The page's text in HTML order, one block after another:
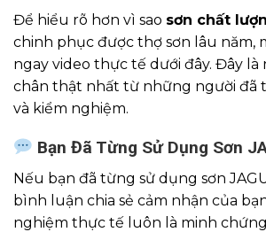
Để hiểu rõ hơn vì sao sơn chất
chinh phục được thợ sơn lâu năm,
ngay video thực tế dưới đây. Đây là
chân thật nhất từ những người đã
và kiểm nghiệm.
Bạn Đã Từng Sử Dụng Sơn
Nếu bạn đã từng sử dụng sơn
bình luận chia sẻ cảm nhận của
nghiệm thực tế luôn là minh